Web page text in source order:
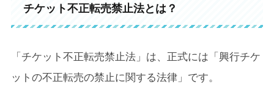
1-2. 「特定興行入場券」とは
2-1. 違反するとどうなる？
チケット不正転売禁止法とは？
「チケット不正転売禁止法」は、正式には「興行チケ
ットの不正転売の禁止に関する法律」です。